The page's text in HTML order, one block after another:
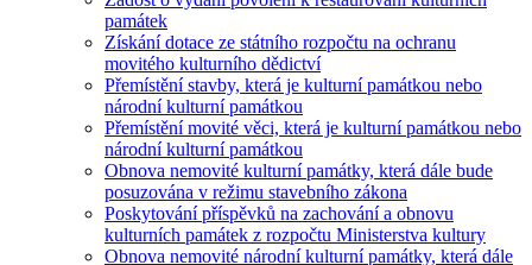
památek
Získání dotace ze státního rozpočtu na ochranu
movitého kulturního dědictví
Přemístění stavby, která je kulturní památkou nebo
národní kulturní památkou
Přemístění movité věci, která je kulturní památkou nebo
národní kulturní památkou
Obnova nemovité kulturní památky, která dále bude
posuzována v režimu stavebního zákona
Poskytování příspěvků na zachování a obnovu
kulturních památek z rozpočtu Ministerstva kultury
Obnova nemovité národní kulturní památky, která dále